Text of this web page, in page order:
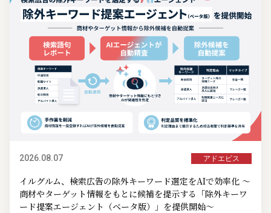
2026.08.07 アドエビス
イルグルム、検索広告の除外キーワード選定をAIで効率化 ～
商材やターゲット情報をもとに候補を提示する「除外キーワ
ード提案エージェント（ベータ版）」を提供開始～